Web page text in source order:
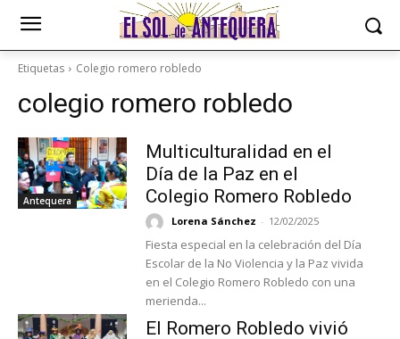
Etiquetas Colegio romero robledo
colegio romero robledo
Antequera
Multiculturalidad en el
Día de la Paz en el
Colegio Romero Robledo
Lorena Sánchez - 12/02/2025
Fiesta especial en la celebración del Día
Escolar de la No Violencia y la Paz vivida
en el Colegio Romero Robledo con una
merienda...
El Romero Robledo vivió